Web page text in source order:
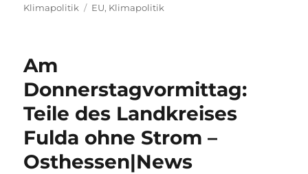
am
Klimapolitik
Schlagwörter
EU, Klimapolitik
Am
Donnerstagvormittag:
Teile des Landkreises
Fulda ohne Strom –
Osthessen|News